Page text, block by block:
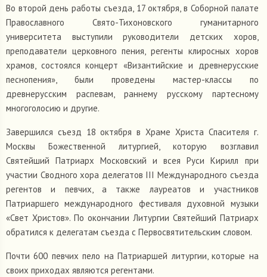
Во второй день работы съезда, 17 октября, в Соборной палате
Православного Свято-Тихоновского гуманитарного
университета выступили руководители детских хоров,
преподаватели церковного пения, регенты клиросных хоров
храмов, состоялся концерт «Византийские и древнерусские
песнопения», были проведены мастер-классы по
древнерусским распевам, раннему русскому партесному
многоголосию и другие.
Завершился съезд 18 октября в Храме Христа Спасителя г.
Москвы Божественной литургией, которую возглавил
Святейший Патриарх Московский и всея Руси Кирилл при
участии Сводного хора делегатов III Международного съезда
регентов и певчих, а также лауреатов и участников
Патриаршего международного фестиваля духовной музыки
«Свет Христов». По окончании Литургии Святейший Патриарх
обратился к делегатам съезда с Первосвятительским словом.
Почти 600 певчих пело на Патриаршей литургии, которые на
своих приходах являются регентами.